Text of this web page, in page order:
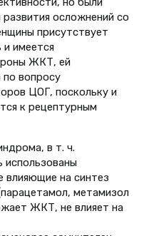
осложнений со
присутствует
и имеется
ЖКТ, ей
по вопросу
ЦОГ, поскольку и
к рецептурным
в т. ч.
использованы
влияющие на синтез
метамизол
ЖКТ, не влияет на